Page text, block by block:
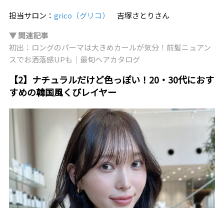
担当サロン： grico（グリコ）
吉塚さとりさん
▼ 関連記事
初出：ロングのパーマは大きめカールが気分！前髪ニュアン
スでお洒落感UPも｜最旬ヘアカタログ
【2】ナチュラルだけど色っぽい！20・30代におす
すめの韓国風くびレイヤー